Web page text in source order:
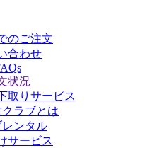
のご注文
合わせ
状況
取りサービス
ラブとは
レンタル
サービス